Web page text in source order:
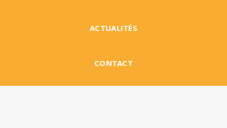
ACTUALITÉS
CONTACT